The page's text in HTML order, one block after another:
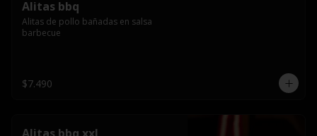
Alitas bbq
Alitas de pollo bañadas en salsa
barbecue
$7.490